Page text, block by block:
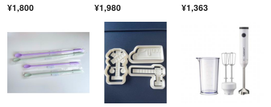
¥1,800 ¥1,980 ¥1,363